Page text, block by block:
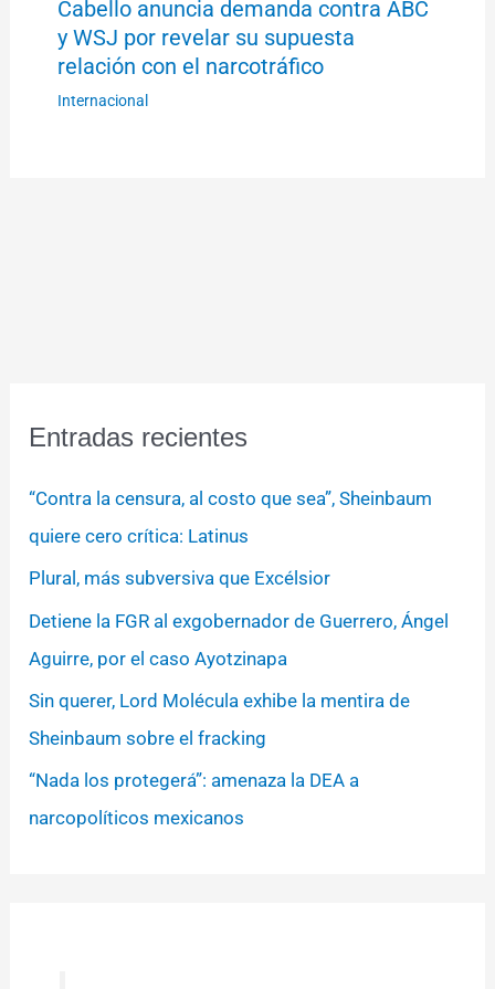
Cabello anuncia demanda contra ABC
y WSJ por revelar su supuesta
relación con el narcotráfico
Internacional
Entradas recientes
“Contra la censura, al costo que sea”, Sheinbaum
quiere cero crítica: Latinus
Plural, más subversiva que Excélsior
Detiene la FGR al exgobernador de Guerrero, Ángel
Aguirre, por el caso Ayotzinapa
Sin querer, Lord Molécula exhibe la mentira de
Sheinbaum sobre el fracking
“Nada los protegerá”: amenaza la DEA a
narcopolíticos mexicanos